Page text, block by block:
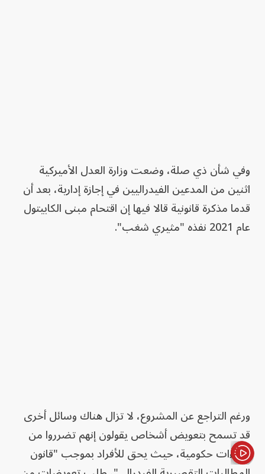
وفي شأن ذي صلة، وضعت وزارة العدل الأميركية
اثنين من المدعين الفيدراليين في إجازة إدارية، بعد أن
قدما مذكرة قانونية قالا فيها إن اقتحام مبنى الكابيتول
عام 2021 نفذه "مثيري شغب".
ورغم التراجع عن المشروع، لا تزال هناك وسائل أخرى
قد تسمح بتعويض أشخاص يقولون إنهم تضرروا من
إجراءات حكومية، حيث يحق للأفراد بموجب "قانون